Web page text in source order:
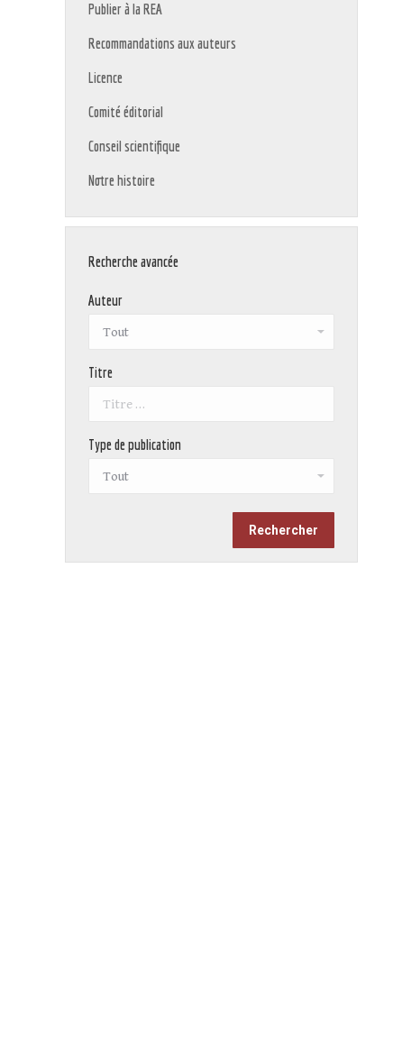
Publier à la REA
Recommandations aux auteurs
Licence
Comité éditorial
Conseil scientifique
Notre histoire
Recherche avancée
Auteur
Titre
Type de publication